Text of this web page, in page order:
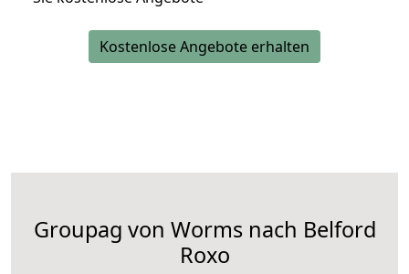
Kostenlose Angebote erhalten
Groupag von Worms nach Belford
Roxo